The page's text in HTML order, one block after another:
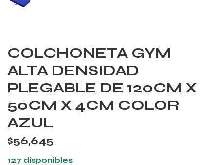
COLCHONETA GYM
ALTA DENSIDAD
PLEGABLE DE 120CM X
50CM X 4CM COLOR
AZUL
$56,645
127 disponibles